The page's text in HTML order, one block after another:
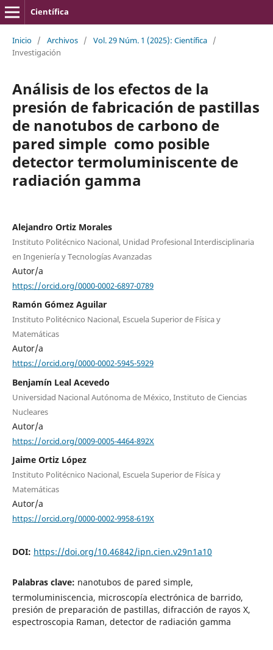
Científica
Inicio / Archivos / Vol. 29 Núm. 1 (2025): Científica /
Investigación
Análisis de los efectos de la
presión de fabricación de pastillas
de nanotubos de carbono de
pared simple como posible
detector termoluminiscente de
radiación gamma
Alejandro Ortiz Morales
Instituto Politécnico Nacional, Unidad Profesional Interdisciplinaria
en Ingeniería y Tecnologías Avanzadas
Autor/a
https://orcid.org/0000-0002-6897-0789
Ramón Gómez Aguilar
Instituto Politécnico Nacional, Escuela Superior de Física y
Matemáticas
Autor/a
https://orcid.org/0000-0002-5945-5929
Benjamín Leal Acevedo
Universidad Nacional Autónoma de México, Instituto de Ciencias
Nucleares
Autor/a
https://orcid.org/0009-0005-4464-892X
Jaime Ortiz López
Instituto Politécnico Nacional, Escuela Superior de Física y
Matemáticas
Autor/a
https://orcid.org/0000-0002-9958-619X
DOI: https://doi.org/10.46842/ipn.cien.v29n1a10
Palabras clave: nanotubos de pared simple,
termoluminiscencia, microscopía electrónica de barrido,
presión de preparación de pastillas, difracción de rayos X,
espectroscopia Raman, detector de radiación gamma